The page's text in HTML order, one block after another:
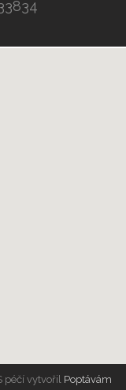
péčí vytvořil Poptávám